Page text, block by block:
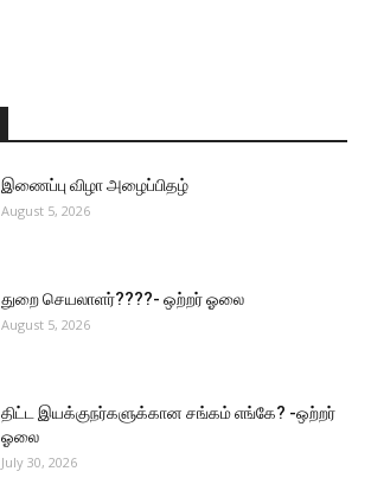
இணைப்பு விழா அழைப்பிதழ்
August 5, 2026
துறை செயலாளர்????- ஒற்றர் ஓலை
August 5, 2026
திட்ட இயக்குநர்களுக்கான சங்கம் எங்கே? -ஒற்றர்
ஓலை
July 30, 2026